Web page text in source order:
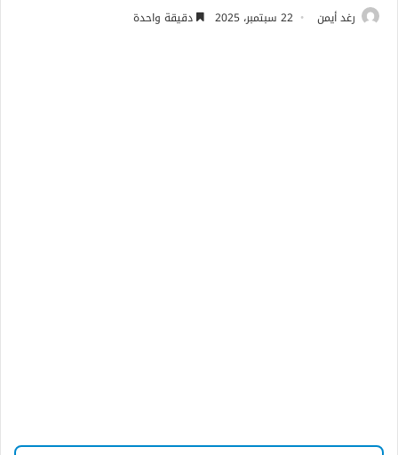
رغد أيمن 22 سبتمبر، 2025 دقيقة واحدة